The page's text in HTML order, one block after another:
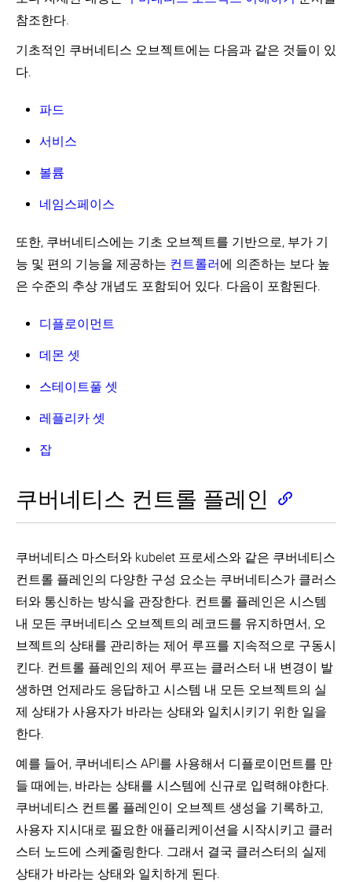
터
어
노
테
필
셀
터
장
이
블
까
지
크
네
트
크
HostAliases
/etc/hosts
목
가
하
기
IPv4/IPv6
스
터
근
구
성
Priority
Preemption
(EN)
Scheduling
Framework
Garbage
Collection
페
션
에
프
락
시
(Proxy)
Addons
(EN)
션
레
어
쿠
버
티
API
장
하
Plugins
Catalog
Poseidon-
참조한다.
기초적인 쿠버네티스 오브젝트에는 다음과 같은 것들이 있
다.
파드
서비스
볼륨
네임스페이스
또한, 쿠버네티스에는 기초 오브젝트를 기반으로, 부가 기
능 및 편의 기능을 제공하는 컨트롤러에 의존하는 보다 높
은 수준의 추상 개념도 포함되어 있다. 다음이 포함된다.
디플로이먼트
데몬 셋
스테이트풀 셋
레플리카 셋
잡
쿠버네티스 컨트롤 플레인
쿠버네티스 마스터와 kubelet 프로세스와 같은 쿠버네티스
컨트롤 플레인의 다양한 구성 요소는 쿠버네티스가 클러스
터와 통신하는 방식을 관장한다. 컨트롤 플레인은 시스템
내 모든 쿠버네티스 오브젝트의 레코드를 유지하면서, 오
브젝트의 상태를 관리하는 제어 루프를 지속적으로 구동시
킨다. 컨트롤 플레인의 제어 루프는 클러스터 내 변경이 발
생하면 언제라도 응답하고 시스템 내 모든 오브젝트의 실
제 상태가 사용자가 바라는 상태와 일치시키기 위한 일을
한다.
예를 들어, 쿠버네티스 API를 사용해서 디플로이먼트를 만
들 때에는, 바라는 상태를 시스템에 신규로 입력해야한다.
쿠버네티스 컨트롤 플레인이 오브젝트 생성을 기록하고,
사용자 지시대로 필요한 애플리케이션을 시작시키고 클러
스터 노드에 스케줄링한다. 그래서 결국 클러스터의 실제
상태가 바라는 상태와 일치하게 된다.